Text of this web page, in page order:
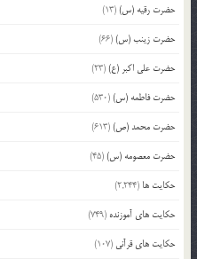
حضرت رقیه (س)(13)
حضرت زینب (س)(66)
حضرت علی اکبر (ع)(23)
حضرت فاطمه (س)(530)
حضرت محمد (ص)(613)
حضرت معصومه (س)(45)
حکایت ها (2,244)
حکایت های آموزنده (749)
حکایت های قرآنی (107)